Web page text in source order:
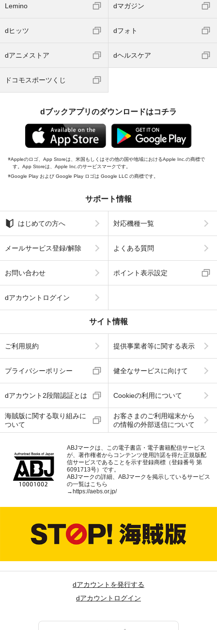
Lemino dマガジン
dヒッツ dフォト
dアニメストア dヘルスケア
ドコモスポーツくじ
dブックアプリのダウンロードはコチラ
Appleのロゴ、App Storeは、米国もしくはその他の国や地域におけるApple Inc.の商標で
す。App Storeは、Apple Inc.のサービスマークです。
Google Play および Google Play ロゴは Google LLC の商標です。
サポート情報
はじめての方へ 対応機種一覧
メールサービス登録/解除 よくある質問
お問い合わせ ポイント表示設定
dアカウントログイン
サイト情報
ご利用規約 提供事業者等に関する表示
プライバシーポリシー 健全なサービスに向けて
dアカウント2段階認証とは Cookieの利用について
海賊版に関する取り組みに
ついて
お客さまのご利用端末から
の情報の外部送信について
ABJマークは、この電子書店・電子書籍配信サービス
が、著作権者からコンテンツ使用許諾を得た正規版配
信サービスであることを示す登録商標（登録番号 第
6091713号）です。
ABJマークの詳細、ABJマークを掲示しているサービス
の一覧はこちら
→https://aebs.or.jp/
dアカウントを発行する
dアカウントログイン